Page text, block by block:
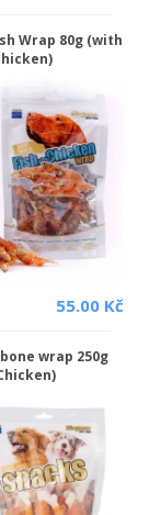
Wrap 80g (with
55.00 Kč
wrap 250g